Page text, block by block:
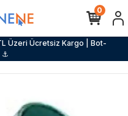
Üzeri Ücretsiz Kargo | Bot-
0